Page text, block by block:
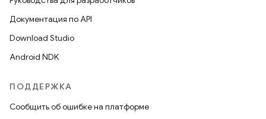
Документация по API
Download Studio
Android NDK
ПОДДЕРЖКА
Сообщить об ошибке на платформе